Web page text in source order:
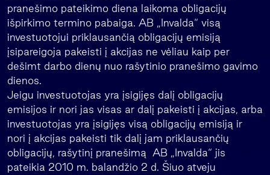
pranešimo pateikimo diena laikoma obligacijų
išpirkimo termino pabaiga. AB „Invalda“ visą
investuotojui priklausančią obligacijų emisiją
įsipareigoja pakeisti į akcijas ne vėliau kaip per
dešimt darbo dienų nuo rašytinio pranešimo gavimo
dienos.
Jeigu investuotojas yra įsigijęs dalį obligacijų
emisijos ir nori jas visas ar dalį pakeisti į akcijas, arba
investuotojas yra įsigijęs visą obligacijų emisiją ir
nori į akcijas pakeisti tik dalį jam priklausančių
obligacijų, rašytinį pranešimą AB „Invalda“ jis
pateikia 2010 m. balandžio 2 d. Šiuo atveju